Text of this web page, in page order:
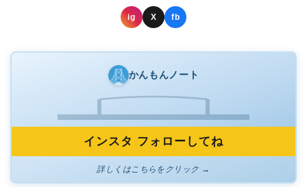
ig X fb
かんもんノート
インスタ フォローしてね
詳しくはこちらをクリック →